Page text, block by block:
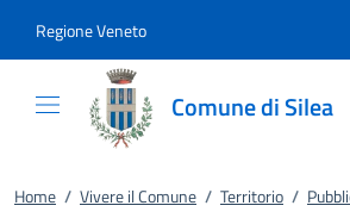
Regione Veneto
Comune di Silea
Home / Vivere il Comune / Territorio /